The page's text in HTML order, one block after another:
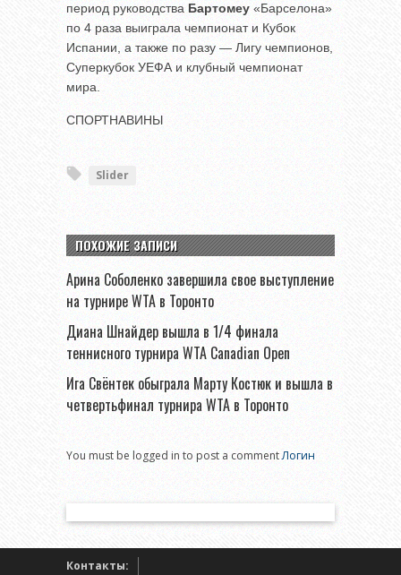
период руководства Бартомеу «Барселона»
по 4 раза выиграла чемпионат и Кубок
Испании, а также по разу — Лигу чемпионов,
Суперкубок УЕФА и клубный чемпионат
мира.
СПОРТНАВИНЫ
Slider
ПОХОЖИЕ ЗАПИСИ
Арина Соболенко завершила свое выступление
на турнире WTA в Торонто
Диана Шнайдер вышла в 1/4 финала
теннисного турнира WTA Canadian Open
Ига Свёнтек обыграла Марту Костюк и вышла в
четвертьфинал турнира WTA в Торонто
You must be logged in to post a commentЛогин
Контакты: